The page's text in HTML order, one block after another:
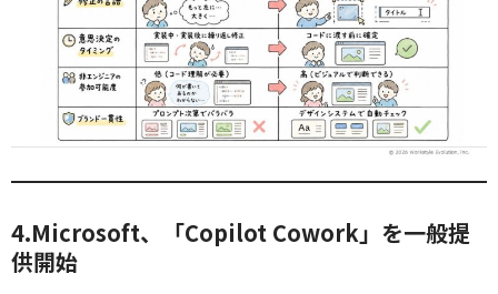
4.Microsoft、「Copilot Cowork」を一般提
供開始